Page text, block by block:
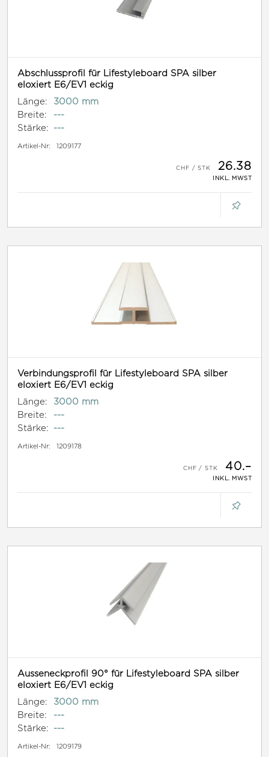
Abschlussprofil für Lifestyleboard SPA silber
eloxiert E6/EV1 eckig
Länge:
3000 mm
Breite:
---
Stärke:
---
Artikel-Nr: 1209177
26.38
INKL. MWST
Verbindungsprofil für Lifestyleboard SPA silber
eloxiert E6/EV1 eckig
Länge:
3000 mm
Breite:
---
Stärke:
---
Artikel-Nr: 1209178
40.–
INKL. MWST
Ausseneckprofil 90° für Lifestyleboard SPA silber
eloxiert E6/EV1 eckig
Länge:
3000 mm
Breite:
---
Stärke:
---
Artikel-Nr: 1209179